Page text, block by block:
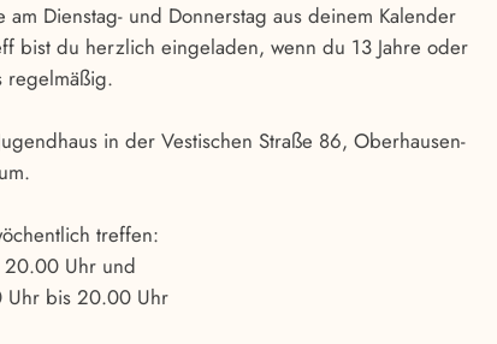
am Dienstag- und Donnerstag aus deinem Kalender
bist du herzlich eingeladen, wenn du 13 Jahre oder
regelmäßig.
in der Vestischen Straße 86, Oberhausen-
treffen:
20.00 Uhr und
Uhr bis 20.00 Uhr